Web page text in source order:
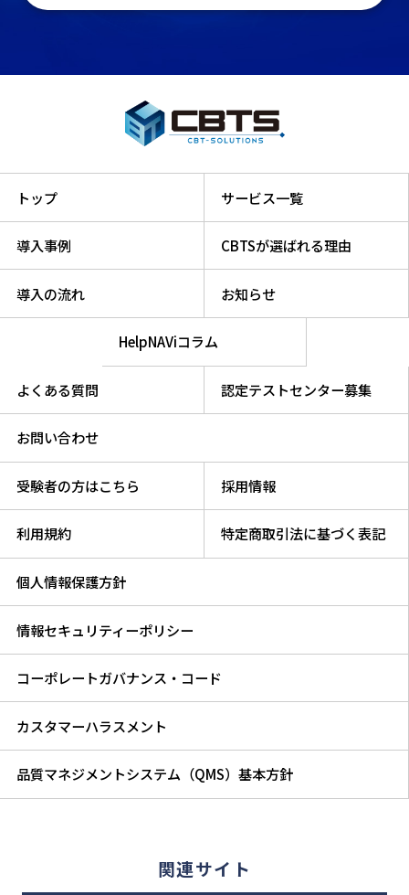
トップ サービス一覧
導入事例 CBTSが選ばれる理由
導入の流れ お知らせ
HelpNAViコラム
よくある質問 認定テストセンター募集
お問い合わせ
受験者の方はこちら 採用情報
利用規約 特定商取引法に基づく表記
個人情報保護方針
情報セキュリティーポリシー
コーポレートガバナンス・コード
カスタマーハラスメント
品質マネジメントシステム（QMS）基本方針
関連サイト